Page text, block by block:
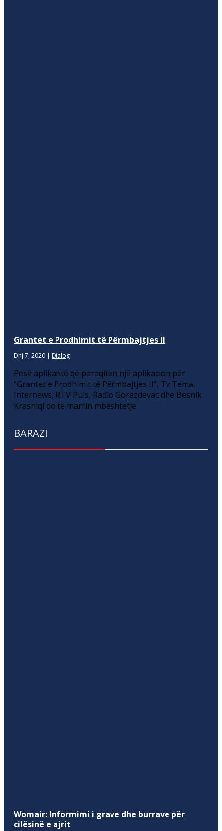
Grantet e Prodhimit të Përmbajtjes II
Dhj 7, 2020 | Dialog
Pesë aplikantë që paraqitën një aplikacion për
“Grantet e Prodhimit të Përmbajtjes II”, Tv Tema,
Internews, RTV Puls, Radio Gorazdevac dhe Besnik
Krasniqi do të marrin mbështetje.
BARAZI
Womair: Informimi i grave dhe burrave për
cilësinë e ajrit